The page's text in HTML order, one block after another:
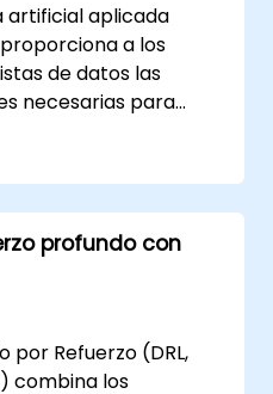
artificial aplicada
a los
de datos las
necesarias para
utilizando Python.
del aprendizaje
y regresión), el
(agrupamiento y
y arquitecturas
Examina
y cuadernos de
práctico de
profundo con
por Refuerzo (DRL,
combina los